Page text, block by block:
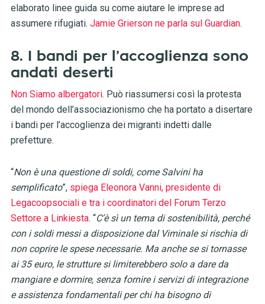
elaborato linee guida su come aiutare le imprese ad
assumere rifugiati. Jamie Grierson ne parla sul Guardian.
8. I bandi per l’accoglienza sono
andati deserti
Non Siamo albergatori. Può riassumersi così la protesta
del mondo dell’associazionismo che ha portato a disertare
i bandi per l’accoglienza dei migranti indetti dalle
prefetture.
“Non è una questione di soldi, come Salvini ha
semplificato”, spiega Eleonora Vanni, presidente di
Legacoopsociali e tra i coordinatori del Forum Terzo
Settore a Linkiesta. “C’è sì un tema di sostenibilità, perché
con i soldi messi a disposizione dal Viminale si rischia di
non coprire le spese necessarie. Ma anche se si tornasse
ai 35 euro, le strutture si limiterebbero solo a dare da
mangiare e dormire, senza fornire i servizi di integrazione
e assistenza fondamentali per chi ha bisogno di